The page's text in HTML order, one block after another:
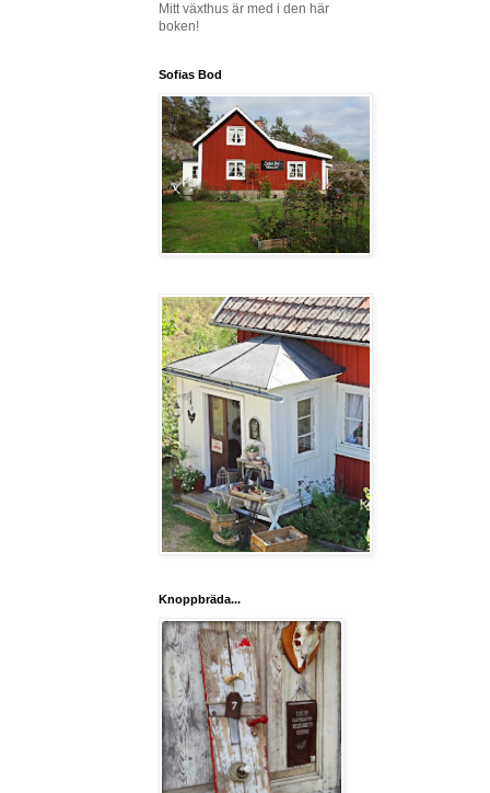
Mitt växthus är med i den här
boken!
Sofias Bod
Knoppbräda...